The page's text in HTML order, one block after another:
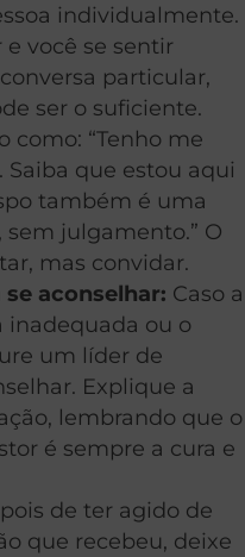
individualmente.
você se sentir
particular,
ser o suficiente.
como: “Tenho me
Saiba que estou aqui
também é uma
julgamento.” O
mas convidar.
aconselhar: Caso a
inadequada ou o
um líder de
Explique a
lembrando que o
é sempre a cura e
de ter agido de
que recebeu, deixe